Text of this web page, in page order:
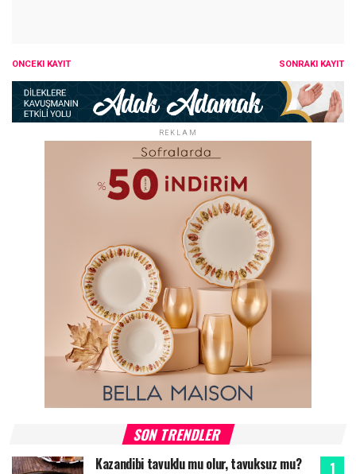
SONRAKI KAYIT
ÖNCEKI KAYIT
REKLAM
SON TRENDLER
Kazandibi tavuklu mu olur, tavuksuz mu?